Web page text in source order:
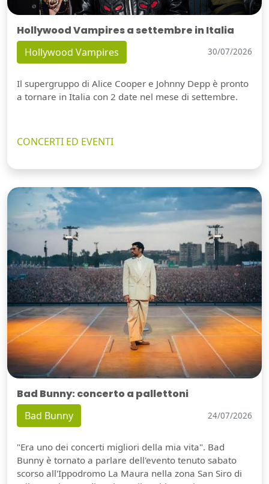
Hollywood Vampires a settembre in Italia
Hollywood Vampires 30/07/2026
Il supergruppo di Alice Cooper e Johnny Depp è pronto
a tornare in Italia con 2 date nel mese di settembre.
CONCERTI ED EVENTI
Bad Bunny: concerto a pallettoni
Bad Bunny 24/07/2026
"Era uno dei concerti migliori della mia vita". Bad
Bunny è tornato a parlare dell'evento tenuto sabato
scorso all'Ippodromo La Maura nella zona San Siro di